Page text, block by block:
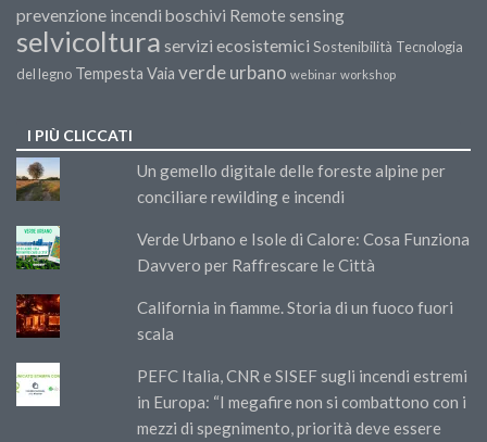
prevenzione incendi boschivi Remote sensing
selvicoltura servizi ecosistemici Sostenibilità Tecnologia
del legno Tempesta Vaia verde urbano webinar workshop
I PIÙ CLICCATI
Un gemello digitale delle foreste alpine per
conciliare rewilding e incendi
Verde Urbano e Isole di Calore: Cosa Funziona
Davvero per Raffrescare le Città
California in fiamme. Storia di un fuoco fuori
scala
PEFC Italia, CNR e SISEF sugli incendi estremi
in Europa: “I megafire non si combattono con i
mezzi di spegnimento, priorità deve essere